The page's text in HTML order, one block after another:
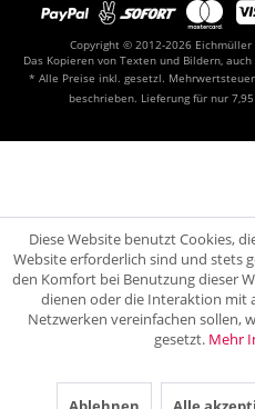
Copyright © 2012-2026
Das Kopieren von Texten und Bildern,
* Alle Preise inkl. gesetzl. Mehrwertsteuer
beschrieben. Lieferung für nur
Diese Website benutzt Cookies,
Website erforderlich sind und stets
den Komfort bei Benutzung dieser
dienen oder die Interaktion mit
Netzwerken vereinfachen sollen,
gesetzt. Mehr